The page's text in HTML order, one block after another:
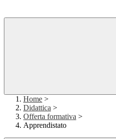
Home >
Didattica >
Offerta formativa >
Apprendistato